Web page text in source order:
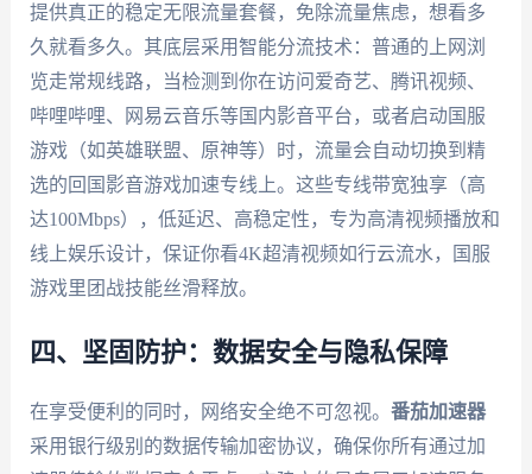
提供真正的稳定无限流量套餐，免除流量焦虑，想看多
久就看多久。其底层采用智能分流技术：普通的上网浏
览走常规线路，当检测到你在访问爱奇艺、腾讯视频、
哔哩哔哩、网易云音乐等国内影音平台，或者启动国服
游戏（如英雄联盟、原神等）时，流量会自动切换到精
选的回国影音游戏加速专线上。这些专线带宽独享（高
达100Mbps），低延迟、高稳定性，专为高清视频播放和
线上娱乐设计，保证你看4K超清视频如行云流水，国服
游戏里团战技能丝滑释放。
四、坚固防护：数据安全与隐私保障
在享受便利的同时，网络安全绝不可忽视。 番茄加速器
采用银行级别的数据传输加密协议，确保你所有通过加